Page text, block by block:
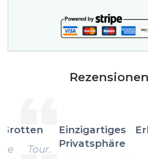
Rezensionen
Einzigartiges Erlebnis
Privatsphäre